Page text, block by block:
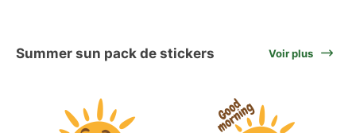
Summer sun pack de stickers Voir plus